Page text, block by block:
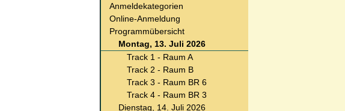
Anmeldekategorien
Online-Anmeldung
Programmübersicht
Montag, 13. Juli 2026
Track 1 - Raum A
Track 2 - Raum B
Track 3 - Raum BR 6
Track 4 - Raum BR 3
Dienstag, 14. Juli 2026